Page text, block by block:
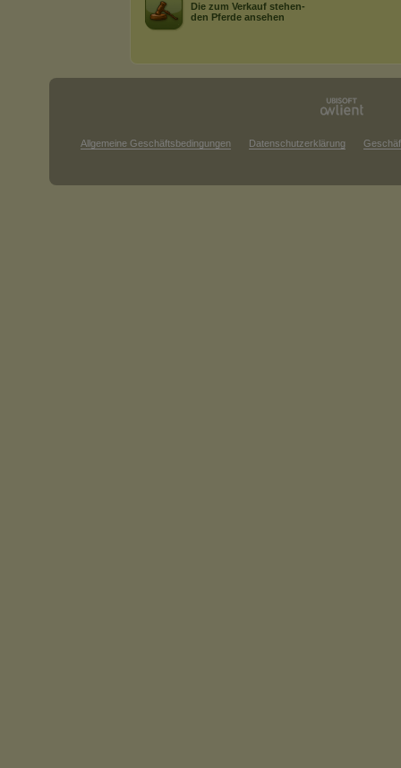
Die zum Verkauf stehen-
den Pferde ansehen
Allgemeine Geschäftsbedingungen Datenschutzerklärung